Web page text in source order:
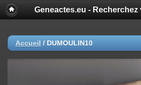
Geneactes.eu -
Accueil / DUMOULIN10